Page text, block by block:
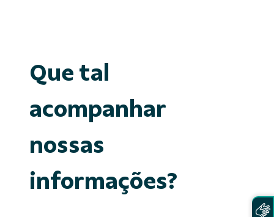
Que tal
acompanhar
nossas
informações?